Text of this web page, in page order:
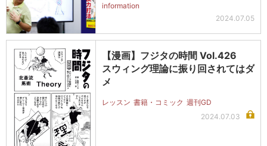
information
2024.07.05
【漫画】フジタの時間 Vol.426
スウィング理論に振り回されてはダ
メ
レッスン 書籍・コミック 週刊GD
2024.07.03